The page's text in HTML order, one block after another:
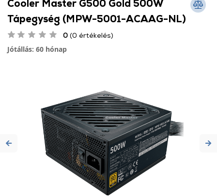
Cooler Master G500 Gold 500W
Tápegység (MPW-5001-ACAAG-NL)
0 (0 értékelés)
Jótállás: 60 hónap
Previous